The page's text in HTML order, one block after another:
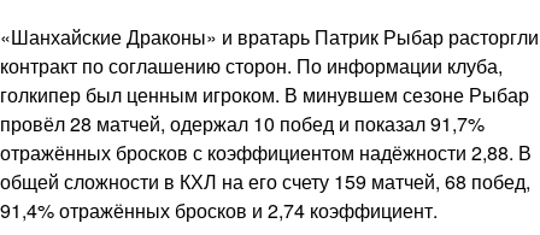
«Шанхайские Драконы» и вратарь Патрик Рыбар расторгли
контракт по соглашению сторон. По информации клуба,
голкипер был ценным игроком. В минувшем сезоне Рыбар
провёл 28 матчей, одержал 10 побед и показал 91,7%
отражённых бросков с коэффициентом надёжности 2,88. В
общей сложности в КХЛ на его счету 159 матчей, 68 побед,
91,4% отражённых бросков и 2,74 коэффициент.